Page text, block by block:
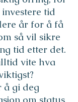
tid
år for å få
så vil sikre
tid etter det.
vite hva
å gi deg